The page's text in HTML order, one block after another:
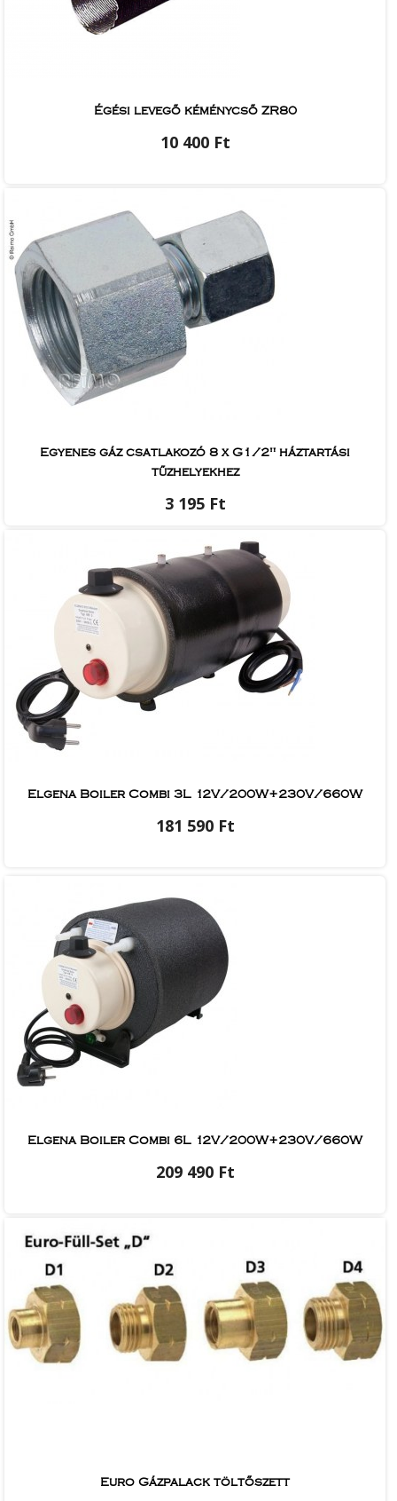
Égési levegő kéménycső ZR80
10 400 Ft
Egyenes gáz csatlakozó 8 x G1/2" háztartási
tűzhelyekhez
3 195 Ft
Elgena Boiler Combi 3L 12V/200W+230V/660W
181 590 Ft
Elgena Boiler Combi 6L 12V/200W+230V/660W
209 490 Ft
Euro Gázpalack töltőszett